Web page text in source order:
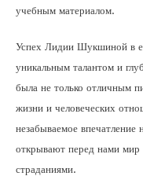
учебным материалом.
Успех Лидии Шукшиной в
уникальным талантом и
была не только отличным
жизни и человеческих
незабываемое впечатление
открывают перед нами
страданиями.